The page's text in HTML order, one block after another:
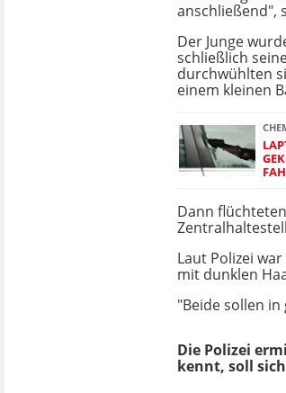
anschließend",
Der Junge
schließlich
durchwühlten
einem kleinen
Dann
Laut Polizei
mit dunklen
"Beide sollen
Die Polizei
kennt, soll